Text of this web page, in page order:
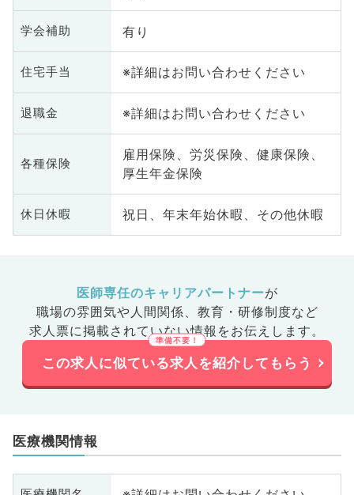
学会補助 有り
住宅手当 ※詳細はお問い合わせください
退職金 ※詳細はお問い合わせください
各種保険
雇用保険、労災保険、健康保険、
厚生年金保険
休日休暇 祝日、年末年始休暇、その他休暇
医師専任のキャリアパートナーが
職場の雰囲気や人間関係、 教育・研修制度など
求人票に掲載されていない情報をお伝えします。
この求人に似ている求人を紹介してもらう
医療機関情報